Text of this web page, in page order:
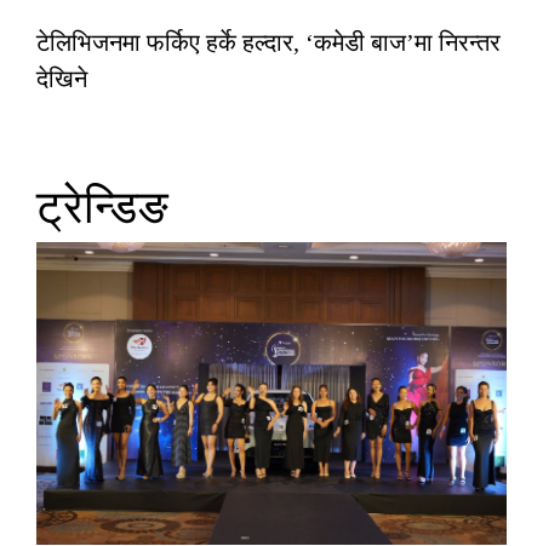
टेलिभिजनमा फर्किए हर्के हल्दार, ‘कमेडी बाज’मा निरन्तर
देखिने
ट्रेन्डिङ